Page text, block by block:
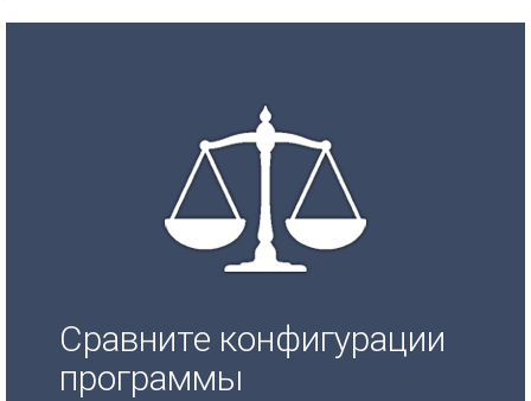
Сравните конфигурации
программы